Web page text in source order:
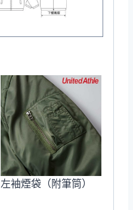
左袖煙袋（附筆筒）